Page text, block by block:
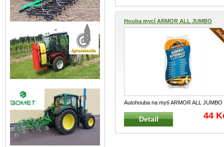
Houba mycí ARMOR ALL JUMBO
SPO...
Autohouba na mytí ARMOR ALL JUMBO
SPONGE Univerzální mycí houba s vyn
Detail 44